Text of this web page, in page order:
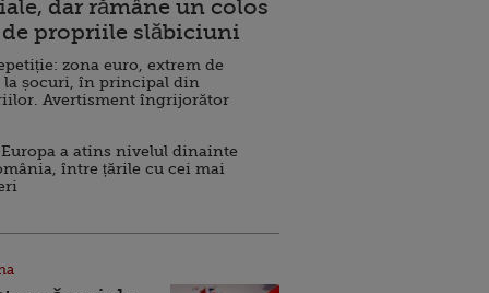
dar rămâne un colos
propriile slăbiciuni
zona euro, extrem de
la șocuri, în principal din
Avertisment îngrijorător
a atins nivelul dinainte
între țările cu cei mai